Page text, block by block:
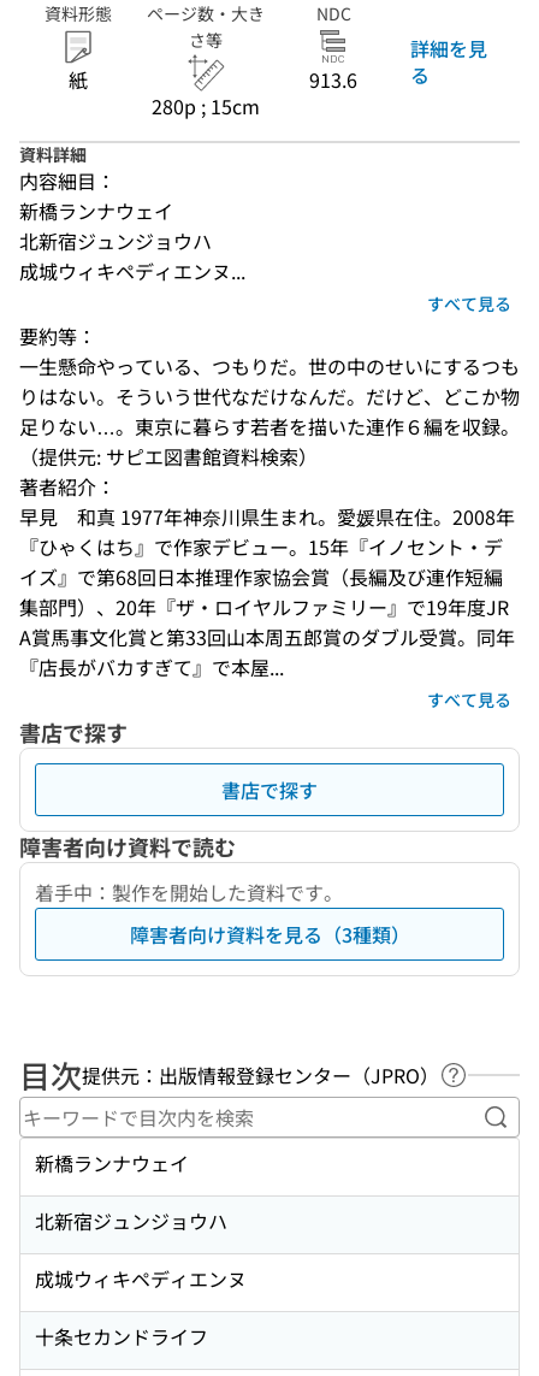
資料形態
紙
ページ数・大き
さ等
280p ; 15cm
NDC
913.6
詳細を見
る
資料詳細
内容細目：
新橋ランナウェイ
北新宿ジュンジョウハ
成城ウィキペディエンヌ...
すべて見る
要約等：
一生懸命やっている、つもりだ。世の中のせいにするつも
りはない。そういう世代なだけなんだ。だけど、どこか物
足りない…。東京に暮らす若者を描いた連作６編を収録。
（提供元: サピエ図書館資料検索）
著者紹介：
早見　和真 1977年神奈川県生まれ。愛媛県在住。2008年
『ひゃくはち』で作家デビュー。15年『イノセント・デ
イズ』で第68回日本推理作家協会賞（長編及び連作短編
集部門）、20年『ザ・ロイヤルファミリー』で19年度JR
A賞馬事文化賞と第33回山本周五郎賞のダブル受賞。同年
『店長がバカすぎて』で本屋...
すべて見る
書店で探す
書店で探す
障害者向け資料で読む
着手中：製作を開始した資料です。
障害者向け資料を見る（3種類）
目次提供元：出版情報登録センター（JPRO）
ヘルプペ
キ
新橋ランナウェイ
北新宿ジュンジョウハ
成城ウィキペディエンヌ
十条セカンドライフ